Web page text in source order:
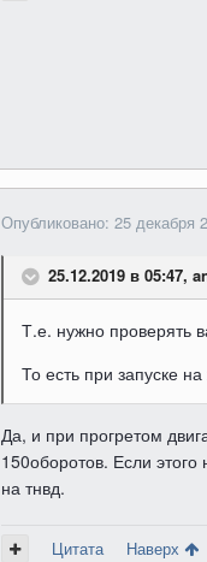
Опубликовано: 25 декабря
25.12.2019 в 05:47,
Т.е. нужно проверять
То есть при запуске
Да, и при прогретом
150оборотов. Если
на тнвд.
Цитата Наверх